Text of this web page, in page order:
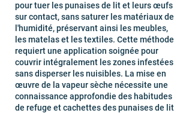
pour tuer les punaises de lit et leurs œufs
sur contact, sans saturer les matériaux de
l'humidité, préservant ainsi les meubles,
les matelas et les textiles. Cette méthode
requiert une application soignée pour
couvrir intégralement les zones infestées
sans disperser les nuisibles. La mise en
œuvre de la vapeur sèche nécessite une
connaissance approfondie des habitudes
de refuge et cachettes des punaises de lit